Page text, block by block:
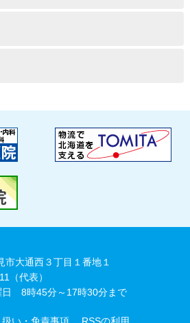
大通西３丁目１番地１
（代表）
8時45分～17時30分まで